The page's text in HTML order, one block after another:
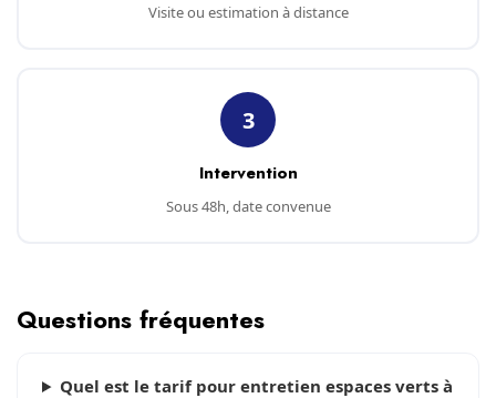
Visite ou estimation à distance
3
Intervention
Sous 48h, date convenue
Questions fréquentes
Quel est le tarif pour entretien espaces verts à